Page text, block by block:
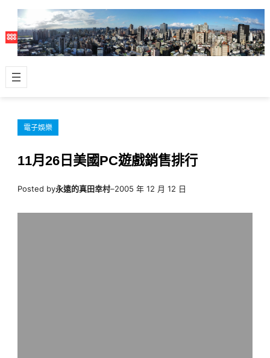
主
容
電子娛樂
11月26日美國PC遊戲銷售排行
Posted by永遠的真田幸村–2005 年 12 月 12 日